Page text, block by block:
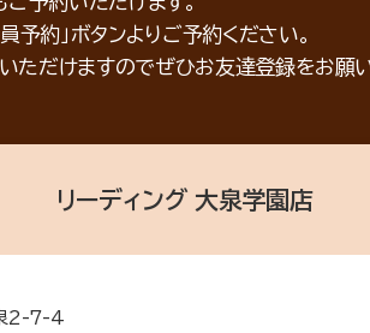
予約」ボタンよりご予約ください。
ただけますのでぜひお友達登録をお願
リーディング 大泉学園店
2-7-4